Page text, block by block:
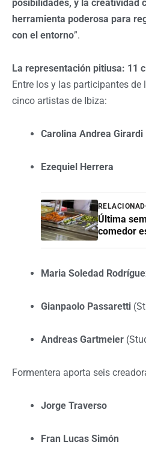
posibilidades, y la creatividad
herramienta poderosa para
con el entorno”.
La representación pitiusa: 11
Entre los y las participantes de
cinco artistas de Ibiza:
Carolina Andrea Girardi
Ezequiel Herrera
Última
comedor
Maria Soledad
Gianpaolo Passaretti
Andreas Gartmeier
Formentera aporta seis
Jorge Traverso
Fran Lucas Simón